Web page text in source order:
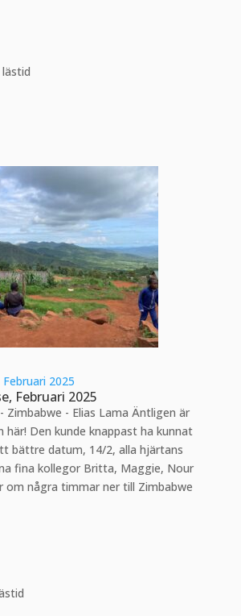
2025
Februari 2025
Zimbabwe - Elias Lama Äntligen är
här! Den kunde knappast ha kunnat
bättre datum, 14/2, alla hjärtans
fina kollegor Britta, Maggie, Nour
om några timmar ner till Zimbabwe